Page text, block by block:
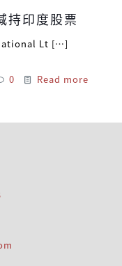
持印度股票
Lt […]
0 Read more